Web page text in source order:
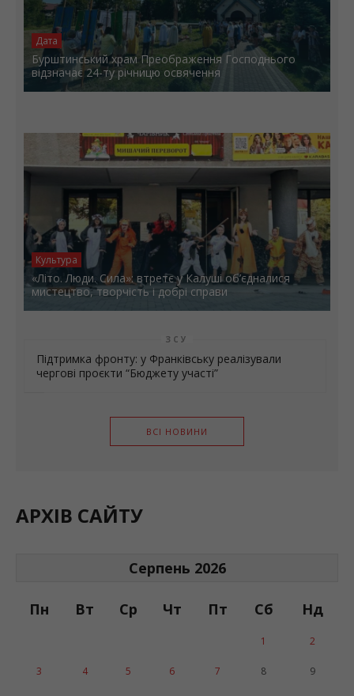
Дата
Бурштинський храм Преображення Господнього
відзначає 24-ту річницю освячення
Культура
«Літо. Люди. Сила»: втретє у Калуші об’єдналися
мистецтво, творчість і добрі справи
ЗСУ
Підтримка фронту: у Франківську реалізували
чергові проєкти “Бюджету участі”
ВСІ НОВИНИ
АРХІВ САЙТУ
Серпень 2026
Пн Вт Ср Чт Пт Сб Нд
1 2
3 4 5 6 7 8 9